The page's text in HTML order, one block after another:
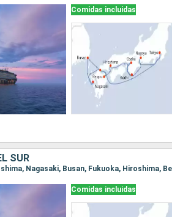
Comidas incluidas
SUR
Nagasaki, Busan, Fukuoka, Hiroshima,
Comidas incluidas